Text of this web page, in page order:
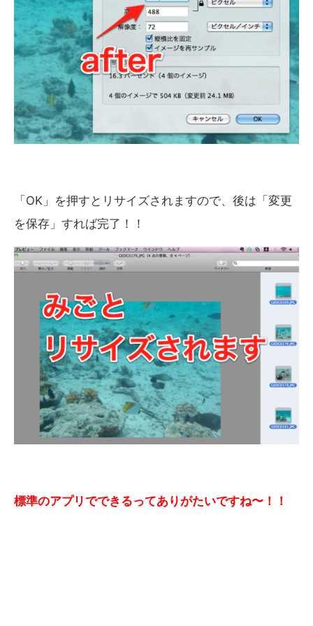
「OK」を押すとリサイズされますので、後は「変更
を保存」すれば完了！！
標準のアプリでできるってありがたいですね〜！！